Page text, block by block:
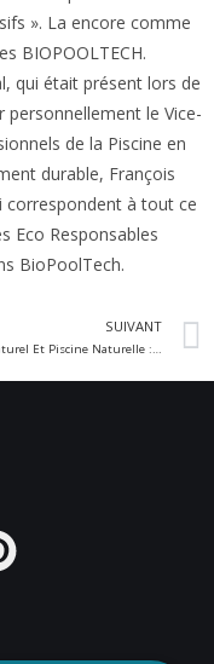
». La encore comme
BIOPOOLTECH.
qui était présent lors de
personnellement le Vice-
de la Piscine en
durable, François
correspondent à tout ce
Eco Responsables
BioPoolTech.
SUIVANT
Bassin Naturel Et Piscine Naturelle : Les Différences